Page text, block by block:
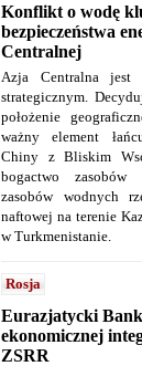
Konflikt o wodę
bezpieczeństwa
Centralnej
Azja Centralna jest
strategicznym.
położenie
ważny element
Chiny z Bliskim
bogactwo zasobów
zasobów wodnych
naftowej na terenie
w Turkmenistanie.
Rosja
Eurazjatycki
ekonomicznej
ZSRR